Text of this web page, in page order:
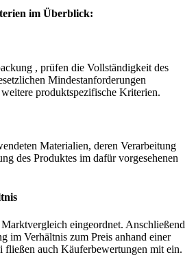
im Überblick:
, prüfen die Vollständigkeit des
Mindestanforderungen
produktspezifische Kriterien.
Materialien, deren Verarbeitung
des Produktes im dafür vorgesehenen
eingeordnet. Anschließend
im Verhältnis zum Preis anhand einer
fließen auch Käuferbewertungen mit ein.